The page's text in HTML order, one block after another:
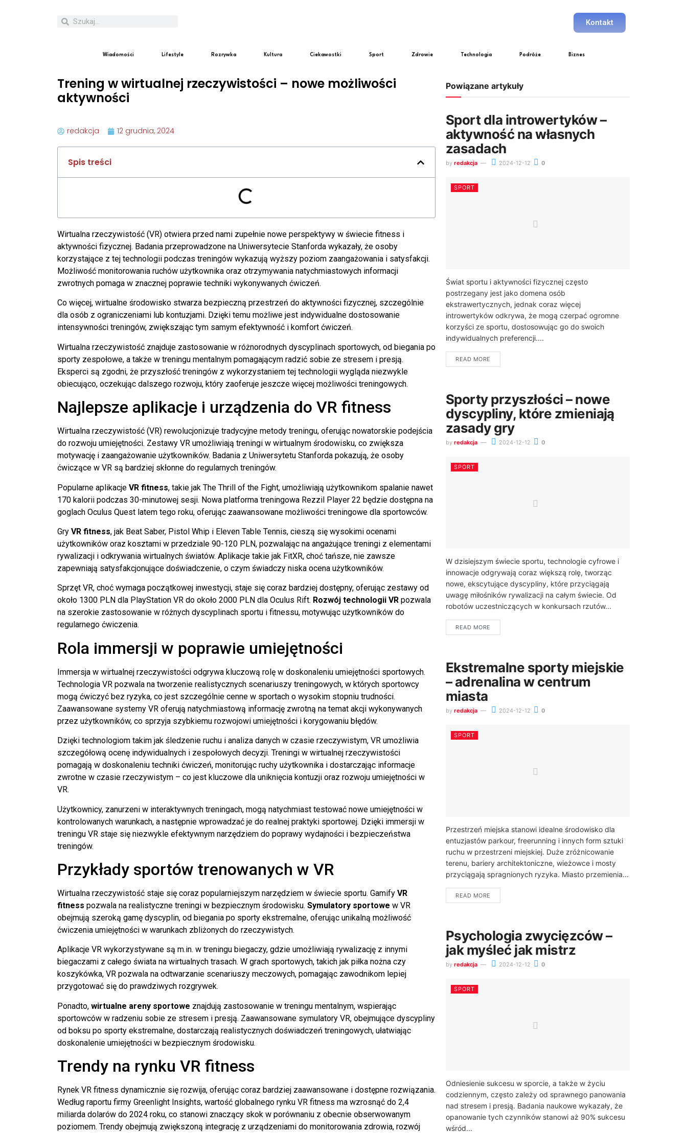
Kontakt
Wiadomości Lifestyle Rozrywka Kultura Ciekawostki Sport Zdrowie Technologia Podróże Biznes
Trening w wirtualnej rzeczywistości – nowe możliwości
aktywności
redakcja 12 grudnia, 2024
Spis treści
Wirtualna rzeczywistość (VR) otwiera przed nami zupełnie nowe perspektywy w świecie fitness i
aktywności fizycznej. Badania przeprowadzone na Uniwersytecie Stanforda wykazały, że osoby
korzystające z tej technologii podczas treningów wykazują wyższy poziom zaangażowania i satysfakcji.
Możliwość monitorowania ruchów użytkownika oraz otrzymywania natychmiastowych informacji
zwrotnych pomaga w znacznej poprawie techniki wykonywanych ćwiczeń.
Co więcej, wirtualne środowisko stwarza bezpieczną przestrzeń do aktywności fizycznej, szczególnie
dla osób z ograniczeniami lub kontuzjami. Dzięki temu możliwe jest indywidualne dostosowanie
intensywności treningów, zwiększając tym samym efektywność i komfort ćwiczeń.
Wirtualna rzeczywistość znajduje zastosowanie w różnorodnych dyscyplinach sportowych, od biegania po
sporty zespołowe, a także w treningu mentalnym pomagającym radzić sobie ze stresem i presją.
Eksperci są zgodni, że przyszłość treningów z wykorzystaniem tej technologii wygląda niezwykle
obiecująco, oczekując dalszego rozwoju, który zaoferuje jeszcze więcej możliwości treningowych.
Najlepsze aplikacje i urządzenia do VR fitness
Wirtualna rzeczywistość (VR) rewolucjonizuje tradycyjne metody treningu, oferując nowatorskie podejścia
do rozwoju umiejętności. Zestawy VR umożliwiają treningi w wirtualnym środowisku, co zwiększa
motywację i zaangażowanie użytkowników. Badania z Uniwersytetu Stanforda pokazują, że osoby
ćwiczące w VR są bardziej skłonne do regularnych treningów.
Popularne aplikacje VR fitness, takie jak The Thrill of the Fight, umożliwiają użytkownikom spalanie nawet
170 kalorii podczas 30-minutowej sesji. Nowa platforma treningowa Rezzil Player 22 będzie dostępna na
goglach Oculus Quest latem tego roku, oferując zaawansowane możliwości treningowe dla sportowców.
Gry VR fitness, jak Beat Saber, Pistol Whip i Eleven Table Tennis, cieszą się wysokimi ocenami
użytkowników oraz kosztami w przedziale 90-120 PLN, pozwalając na angażujące treningi z elementami
rywalizacji i odkrywania wirtualnych światów. Aplikacje takie jak FitXR, choć tańsze, nie zawsze
zapewniają satysfakcjonujące doświadczenie, o czym świadczy niska ocena użytkowników.
Sprzęt VR, choć wymaga początkowej inwestycji, staje się coraz bardziej dostępny, oferując zestawy od
około 1300 PLN dla PlayStation VR do około 2000 PLN dla Oculus Rift. Rozwój technologii VR pozwala
na szerokie zastosowanie w różnych dyscyplinach sportu i fitnessu, motywując użytkowników do
regularnego ćwiczenia.
Rola immersji w poprawie umiejętności
Immersja w wirtualnej rzeczywistości odgrywa kluczową rolę w doskonaleniu umiejętności sportowych.
Technologia VR pozwala na tworzenie realistycznych scenariuszy treningowych, w których sportowcy
mogą ćwiczyć bez ryzyka, co jest szczególnie cenne w sportach o wysokim stopniu trudności.
Zaawansowane systemy VR oferują natychmiastową informację zwrotną na temat akcji wykonywanych
przez użytkowników, co sprzyja szybkiemu rozwojowi umiejętności i korygowaniu błędów.
Dzięki technologiom takim jak śledzenie ruchu i analiza danych w czasie rzeczywistym, VR umożliwia
szczegółową ocenę indywidualnych i zespołowych decyzji. Treningi w wirtualnej rzeczywistości
pomagają w doskonaleniu techniki ćwiczeń, monitorując ruchy użytkownika i dostarczając informacje
zwrotne w czasie rzeczywistym – co jest kluczowe dla uniknięcia kontuzji oraz rozwoju umiejętności w
VR.
Użytkownicy, zanurzeni w interaktywnych treningach, mogą natychmiast testować nowe umiejętności w
kontrolowanych warunkach, a następnie wprowadzać je do realnej praktyki sportowej. Dzięki immersji w
treningu VR staje się niezwykle efektywnym narzędziem do poprawy wydajności i bezpieczeństwa
treningów.
Przykłady sportów trenowanych w VR
Wirtualna rzeczywistość staje się coraz popularniejszym narzędziem w świecie sportu. Gamify VR
fitness pozwala na realistyczne treningi w bezpiecznym środowisku. Symulatory sportowe w VR
obejmują szeroką gamę dyscyplin, od biegania po sporty ekstremalne, oferując unikalną możliwość
ćwiczenia umiejętności w warunkach zbliżonych do rzeczywistych.
Aplikacje VR wykorzystywane są m.in. w treningu biegaczy, gdzie umożliwiają rywalizację z innymi
biegaczami z całego świata na wirtualnych trasach. W grach sportowych, takich jak piłka nożna czy
koszykówka, VR pozwala na odtwarzanie scenariuszy meczowych, pomagając zawodnikom lepiej
przygotować się do prawdziwych rozgrywek.
Ponadto, wirtualne areny sportowe znajdują zastosowanie w treningu mentalnym, wspierając
sportowców w radzeniu sobie ze stresem i presją. Zaawansowane symulatory VR, obejmujące dyscypliny
od boksu po sporty ekstremalne, dostarczają realistycznych doświadczeń treningowych, ułatwiając
doskonalenie umiejętności w bezpiecznym środowisku.
Trendy na rynku VR fitness
Rynek VR fitness dynamicznie się rozwija, oferując coraz bardziej zaawansowane i dostępne rozwiązania.
Według raportu firmy Greenlight Insights, wartość globalnego rynku VR fitness ma wzrosnąć do 2,4
miliarda dolarów do 2024 roku, co stanowi znaczący skok w porównaniu z obecnie obserwowanym
poziomem. Trendy obejmują zwiększoną integrację z urządzeniami do monitorowania zdrowia, rozwój
Powiązane artykuły
Sport dla introwertyków –
aktywność na własnych
zasadach
by redakcja 2024-12-12 0
SPORT
Świat sportu i aktywności fizycznej często
postrzegany jest jako domena osób
ekstrawertycznych, jednak coraz więcej
introwertyków odkrywa, że mogą czerpać ogromne
korzyści ze sportu, dostosowując go do swoich
indywidualnych preferencji....
READ MORE
Sporty przyszłości – nowe
dyscypliny, które zmieniają
zasady gry
by redakcja 2024-12-12 0
SPORT
W dzisiejszym świecie sportu, technologie cyfrowe i
innowacje odgrywają coraz większą rolę, tworząc
nowe, ekscytujące dyscypliny, które przyciągają
uwagę miłośników rywalizacji na całym świecie. Od
robotów uczestniczących w konkursach rzutów...
READ MORE
Ekstremalne sporty miejskie
– adrenalina w centrum
miasta
by redakcja 2024-12-12 0
SPORT
Przestrzeń miejska stanowi idealne środowisko dla
entuzjastów parkour, freerunning i innych form sztuki
ruchu w przestrzeni miejskiej. Duże zróżnicowanie
terenu, bariery architektoniczne, wieżowce i mosty
przyciągają spragnionych ryzyka. Miasto przemienia...
READ MORE
Psychologia zwycięzców –
jak myśleć jak mistrz
by redakcja 2024-12-12 0
SPORT
Odniesienie sukcesu w sporcie, a także w życiu
codziennym, często zależy od sprawnego panowania
nad stresem i presją. Badania naukowe wykazały, że
opanowanie tych czynników stanowi aż 90% sukcesu
wśród...